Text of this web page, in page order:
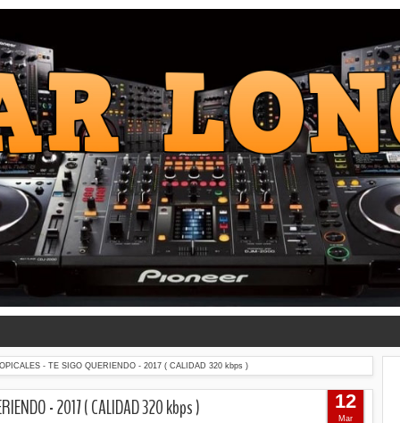
- TE SIGO QUERIENDO - 2017 ( CALIDAD 320 kbps )
- 2017 ( CALIDAD 320 kbps ) 12
Mar